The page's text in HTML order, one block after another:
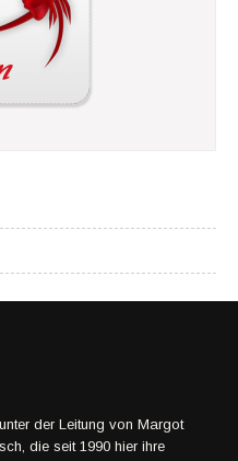
der Leitung von Margot
die seit 1990 hier ihre